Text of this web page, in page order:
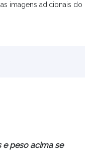
imagens adicionais do
e peso acima se